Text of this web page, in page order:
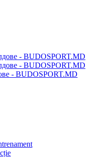
- BUDOSPORT.MD